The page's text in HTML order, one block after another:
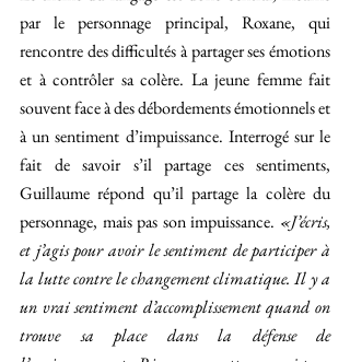
par le personnage principal, Roxane, qui
rencontre des difficultés à partager ses émotions
et à contrôler sa colère. La jeune femme fait
souvent face à des débordements émotionnels et
à un sentiment d’impuissance. Interrogé sur le
fait de savoir s’il partage ces sentiments,
Guillaume répond qu’il partage la colère du
personnage, mais pas son impuissance. «J’écris,
et j’agis pour avoir le sentiment de participer à
la lutte contre le changement climatique. Il y a
un vrai sentiment d’accomplissement quand on
trouve sa place dans la défense de